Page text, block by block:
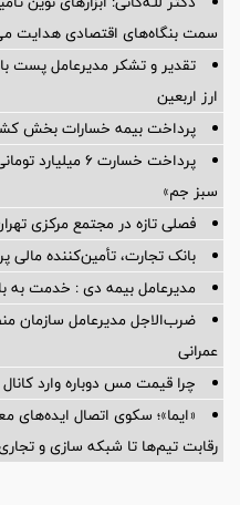
سمت بنگاه‌های اقتصادی هدایت
تقدیر و تشکر مدیرعامل پست
ارز اربعین
پرداخت بیمه خسارات بخش
پرداخت خسارت ۶
سبز جم»
فصلی تازه در مجتمع مرکزی
بانک تجارت، تأمین‌کننده مالی پروژه
مدیرعامل بیمه دی : خدمت به
ضرب‌الاجل مدیرعامل سازمان
عمرانی
چرا قیمت مس دوباره وارد کانال ۱۴ هزار دلار شد
«ایما»؛ سکوی اتصال ایده‌های
رقابت تیم‌ها تا شبکه سازی و